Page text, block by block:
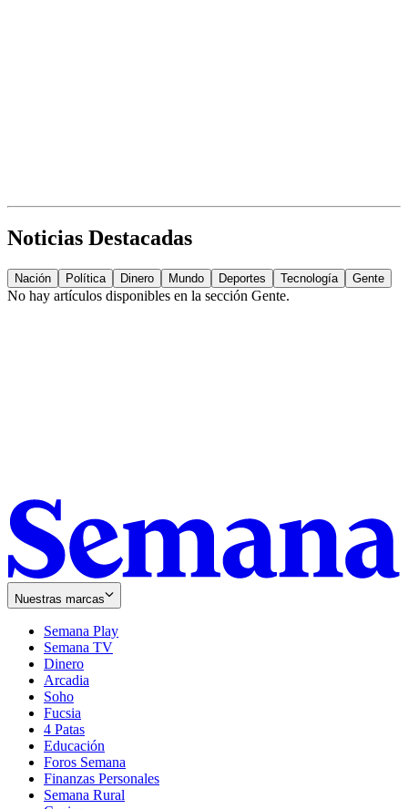
Noticias Destacadas
Nación Política Dinero Mundo Deportes Tecnología Gente
No hay artículos disponibles en la sección Gente.
Nuestras marcas
Semana Play
Semana TV
Dinero
Arcadia
Soho
in
new
window
Fucsia
in
new
window
4 Patas
Educación
Foros Semana
Finanzas Personales
Semana Rural